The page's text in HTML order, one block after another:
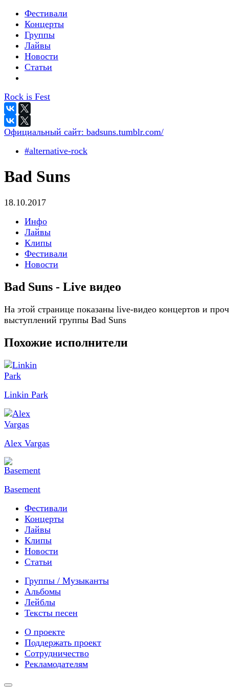
Фестивали
Концерты
Группы
Лайвы
Новости
Статьи
Rock is Fest
Официальный сайт: badsuns.tumblr.com/
#alternative-rock
Bad Suns
18.10.2017
Инфо
Лайвы
Клипы
Фестивали
Новости
Bad Suns - Live видео
На этой странице показаны live-видео концертов и
выступлений группы Bad Suns
Похожие исполнители
Linkin Park
Alex Vargas
Basement
Фестивали
Концерты
Лайвы
Клипы
Новости
Статьи
Группы / Музыканты
Альбомы
Лейблы
Тексты песен
О проекте
Поддержать проект
Сотрудничество
Рекламодателям